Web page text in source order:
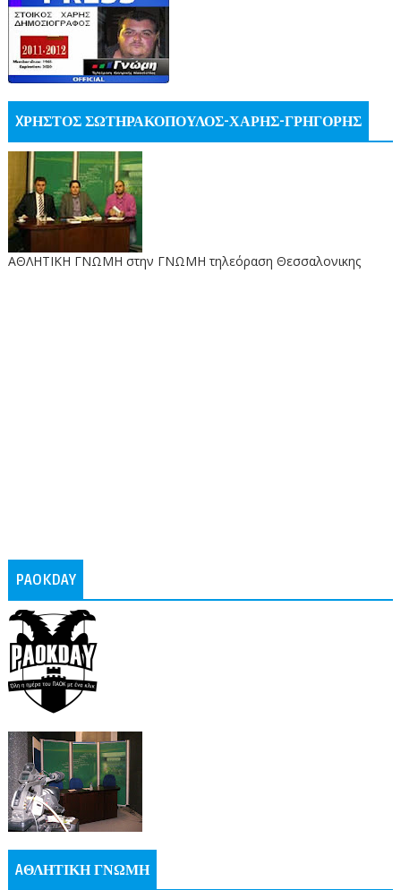
XΡΗΣΤΟΣ ΣΩΤΗΡΑΚΟΠΟΥΛΟΣ-ΧΑΡΗΣ-ΓΡΗΓΟΡΗΣ
ΑΘΛΗΤΙΚΗ ΓΝΩΜΗ στην ΓΝΩΜΗ τηλεόραση Θεσσαλονικης
PAOKDAY
AΘΛΗΤΙΚΗ ΓΝΩΜΗ